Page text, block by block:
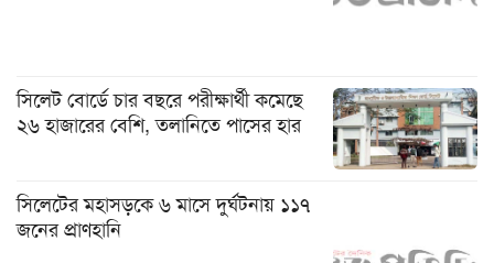
সিলেট বোর্ডে চার বছরে পরীক্ষার্থী কমেছে
২৬ হাজারের বেশি, তলানিতে পাসের হার
সিলেটের মহাসড়কে ৬ মাসে দুর্ঘটনায় ১১৭
জনের প্রাণহানি